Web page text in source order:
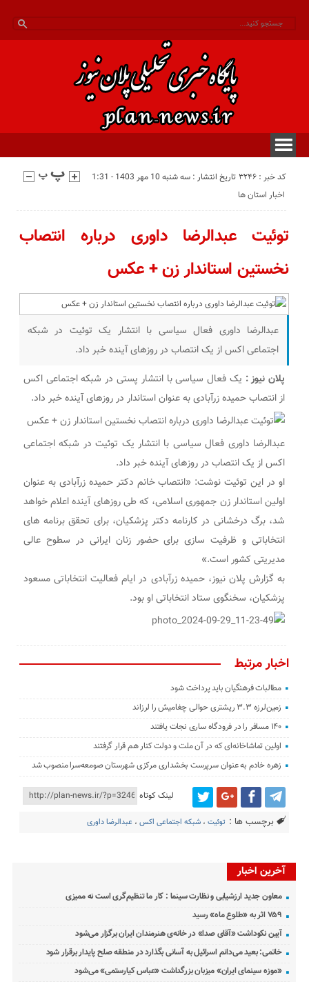
کد خبر : 3246
تاریخ انتشار : سه شنبه 10 مهر 1403 - 1:31
اخبار استان ها
توئیت عبدالرضا داوری درباره انتصاب
نخستین استاندار زن + عکس
عبدالرضا داوری فعال سیاسی با انتشار یک توئیت در شبکه
اجتماعی اکس از یک انتصاب در روزهای آینده خبر داد.
پلان نیوز : یک فعال سیاسی با انتشار پستی در شبکه اجتماعی اکس
از انتصاب حمیده زرآبادی به عنوان استاندار در روزهای آینده خبر داد.
عبدالرضا داوری فعال سیاسی با انتشار یک توئیت در شبکه اجتماعی
اکس از یک انتصاب در روزهای آینده خبر داد.
او در این توئیت نوشت: «انتصاب خانم دکتر حمیده زرآبادی به عنوان
اولین استاندار زن جمهوری اسلامی، که طی روزهای آینده اعلام خواهد
شد، برگ درخشانی در کارنامه دکتر پزشکیان، برای تحقق برنامه های
انتخاباتی و ظرفیت سازی برای حضور زنان ایرانی در سطوح عالی
مدیریتی کشور است.»
به گزارش پلان نیوز، حمیده زرآبادی در ایام فعالیت انتخاباتی مسعود
پزشکیان، سخنگوی ستاد انتخاباتی او بود.
اخبار مرتبط
مطالبات فرهنگیان باید پرداخت شود
زمین‌لرزه ۳.۳ ریشتری حوالی چغامیش را لرزاند
۱۴۰ مسافر را در فرودگاه ساری نجات یافتند
اولین تماشاخانه‌ای که در آن ملت و دولت کنار هم قرار گرفتند
زهره خادم به عنوان سرپرست بخشداری مرکزی شهرستان صومعه‌سرا منصوب شد
لینک کوتاه
برچسب ها : توئیت ،شبکه اجتماعی اکس ،عبدالرضا داوری
آخرین اخبار
معاون جدید ارزشیابی و نظارت سینما : کار ما تنظیم‌گری است نه ممیزی
۷۵۹ اثر به «طلوع ماه» رسید
آیین نکوداشت «آقای صدا» در خانه‌ی هنرمندان ایران برگزار می‌شود
خاتمی: بعید می‌دانم اسرائیل به آسانی بگذارد در منطقه صلح پایدار برقرار شود
«موزه سینمای ایران» میزبان بزرگداشت «عباس کیارستمی» می‌شود